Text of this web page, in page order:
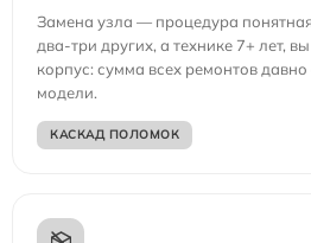
Замена узла — процедура
два-три других, а технике 7+ лет,
корпус: сумма всех ремонтов
модели.
КАСКАД ПОЛОМОК